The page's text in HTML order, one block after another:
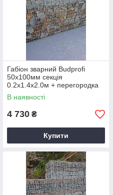
Габіон зварний Budprofi
50х100мм секція
0.2х1.4х2.0м + перегородка
оцинкований для огорожі
В наявності
4 730 ₴
Купити